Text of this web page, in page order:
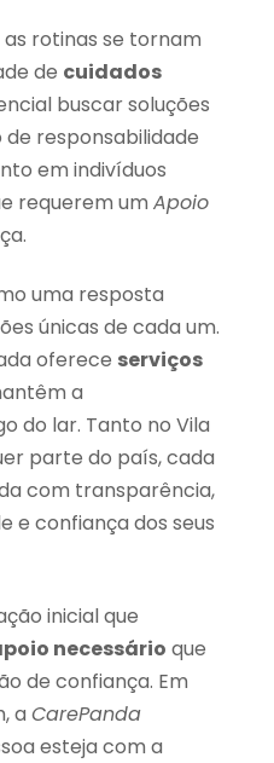
rotinas se tornam
de cuidados
buscar soluções
responsabilidade
em indivíduos
requerem um Apoio
uma resposta
únicas de cada um.
oferece serviços
a
do lar. Tanto no Vila
parte do país, cada
com transparência,
e confiança dos seus
inicial que
necessário que
de confiança. Em
a CarePanda
esteja com a